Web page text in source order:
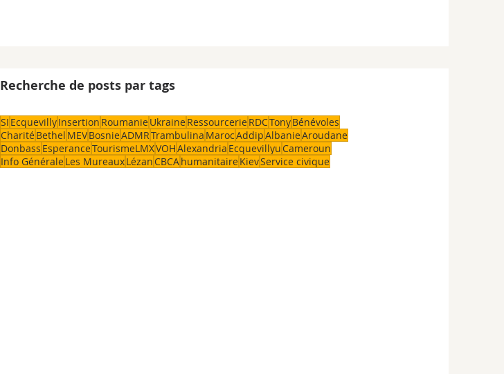
Recherche de posts par tags
SI EcquevillyInsertion RoumanieUkraineRessourcerieRDCTonyBénévoles
CharitéBethel MEVBosnieADMRTrambulina MarocAddipAlbanieAroudane
Donbass EsperanceTourismeLMXVOHAlexandria Ecquevillyu Cameroun
Info GénéraleLes MureauxLézan CBCAhumanitaireKievService civique